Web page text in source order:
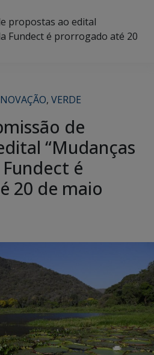
propostas ao edital
Fundect é prorrogado até 20
, VERDE
de
“Mudanças
é
20 de maio